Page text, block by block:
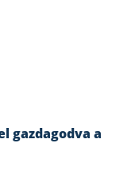
gazdagodva a